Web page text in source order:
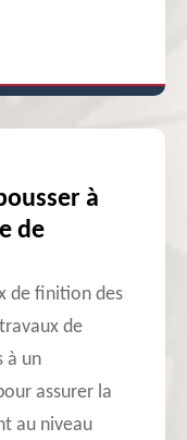
à
de
de finition des
de
à un
assurer la
au niveau